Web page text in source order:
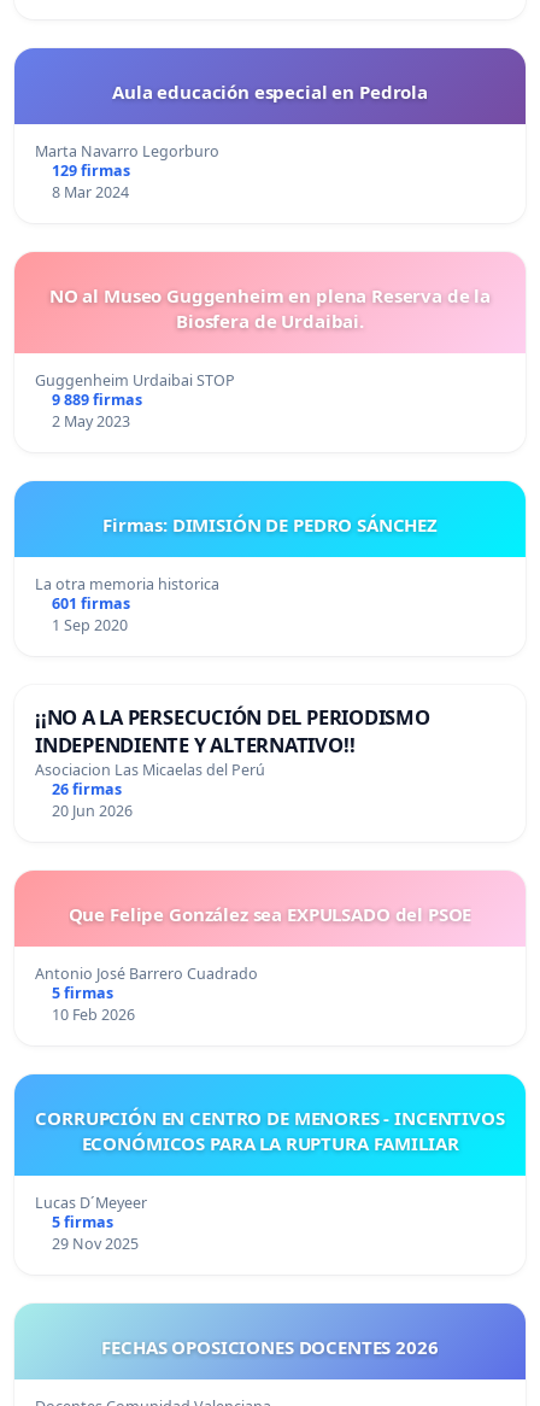
Aula educación especial en Pedrola
Marta Navarro Legorburo
129 firmas
8 Mar 2024
NO al Museo Guggenheim en plena Reserva de la
Biosfera de Urdaibai.
Guggenheim Urdaibai STOP
9 889 firmas
2 May 2023
Firmas: DIMISIÓN DE PEDRO SÁNCHEZ
La otra memoria historica
601 firmas
1 Sep 2020
¡¡NO A LA PERSECUCIÓN DEL PERIODISMO
INDEPENDIENTE Y ALTERNATIVO!!
Asociacion Las Micaelas del Perú
26 firmas
20 Jun 2026
Que Felipe González sea EXPULSADO del PSOE
Antonio José Barrero Cuadrado
5 firmas
10 Feb 2026
CORRUPCIÓN EN CENTRO DE MENORES - INCENTIVOS
ECONÓMICOS PARA LA RUPTURA FAMILIAR
Lucas D´Meyeer
5 firmas
29 Nov 2025
FECHAS OPOSICIONES DOCENTES 2026